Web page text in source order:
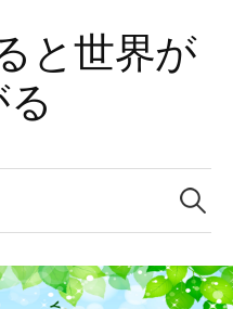
と世界が
検
索: